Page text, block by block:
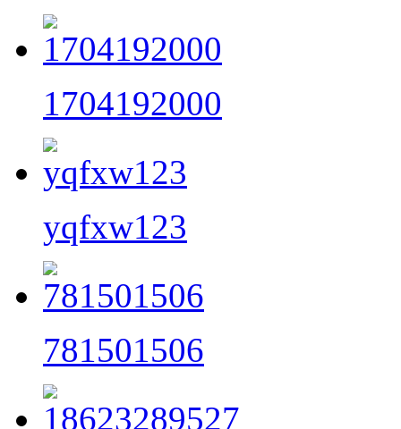
1704192000
yqfxw123
781501506